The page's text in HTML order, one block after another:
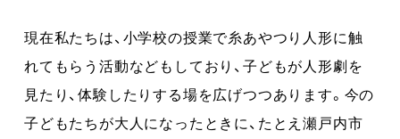
現在私たちは、小学校の授業で糸あやつり人形に触
れてもらう活動などもしており、子どもが人形劇を
見たり、体験したりする場を広げつつあります。今の
子どもたちが大人になったときに、たとえ瀬戸内市